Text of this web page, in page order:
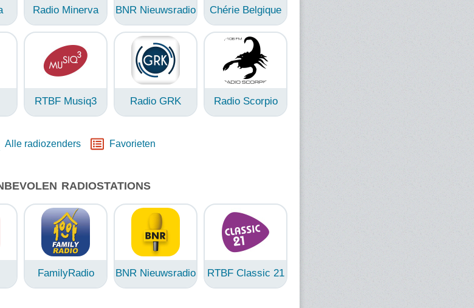
Radio Minerva BNR Nieuwsradio Chérie Belgique
RTBF Musiq3 Radio GRK Radio Scorpio
Alle radiozenders Favorieten
RADIOSTATIONS
FamilyRadio BNR Nieuwsradio RTBF Classic 21